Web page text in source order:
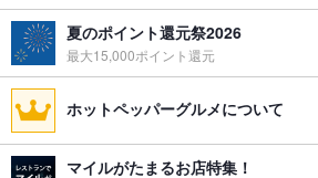
夏のポイント還元祭2026
最大15,000ポイント還元
ホットペッパーグルメについて
マイルがたまるお店特集！